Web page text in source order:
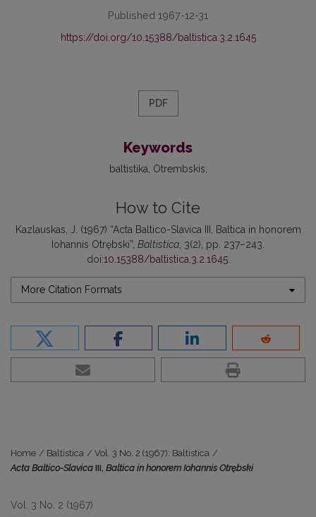
Published 1967-12-31
https://doi.org/10.15388/baltistica.3.2.1645
PDF
Keywords
baltistika Otrembskis
How to Cite
Kazlauskas, J. (1967) “Acta Baltico-Slavica III, Baltica in honorem
Iohannis Otrębski”, Baltistica, 3(2), pp. 237–243.
doi:10.15388/baltistica.3.2.1645.
More Citation Formats
Home / Baltistica / Vol. 3 No. 2 (1967): Baltistica /
Acta Baltico-Slavica III, Baltica in honorem Iohannis Otrębski
Vol. 3 No. 2 (1967)